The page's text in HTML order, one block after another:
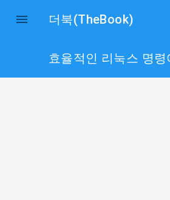
 더북(TheBook)
효율적인 리눅스 명